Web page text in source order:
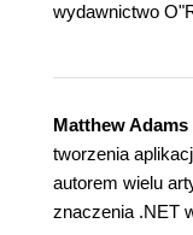
wydawnictwo
Matthew Adams
tworzenia
autorem wielu
znaczenia .NET